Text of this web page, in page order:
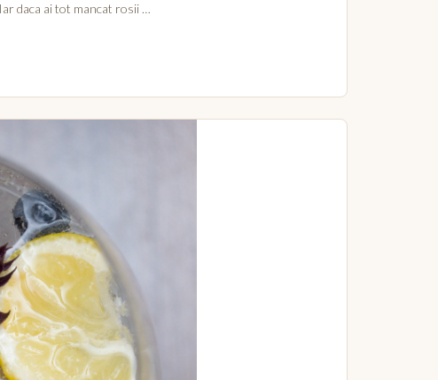
daca ai tot mancat rosii …